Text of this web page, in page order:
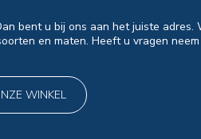
bent u bij ons aan het juiste adres.
en maten. Heeft u vragen
WINKEL